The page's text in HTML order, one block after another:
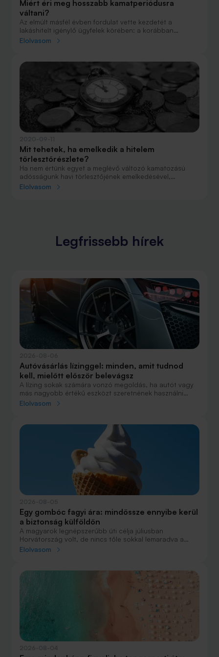
Miért éri meg hosszabb kamatperiódusra
váltani?
Az elmúlt másfél évben fordulat vette kezdetét a
lakáshitelt igénylő ügyfelek körében: a korábban
népszerű rövid kamatperiódusú hiteleket egyre
megnőtt a kereslet. Ez jó hír, hiszen azt mutatja, hogy az
igénylők egyre tudatosabban választanak jelzáloghitelt,
és az olcsóság elé helyezik a biztonságot.
Elolvasom
Mit tehetek, ha emelkedik a hitelem
törlesztőrészlete?
Ha nem értünk egyet a meglévő változó kamatozású
adósságunk havi törlesztőjének emelkedésével,
hitelkiváltás, fixesítés vagy végtörlesztés segíthet.
Elolvasom
Legfrissebb hírek
Autóvásárlás lízinggel: minden, amit tudnod
kell, mielőtt először belevágsz
A lízing sokak számára vonzó megoldás, ha autót vagy
más nagyobb értékű eszközt szeretnének használni
anélkül, hogy azt egy összegben ki kellene fizetniük.
fogalmak közül, amelyekkel biztosan találkozol.
Elolvasom
Egy gombóc fagyi ára: mindössze ennyibe kerül
a biztonság külföldön
A magyarok legnépszerűbb úti célja júliusban
Horvátország volt, de nincs tőle sokkal lemaradva a
júniust megnyerő Olaszország sem. A tengerparti
nyaralásnak, mint repülővel.
Elolvasom